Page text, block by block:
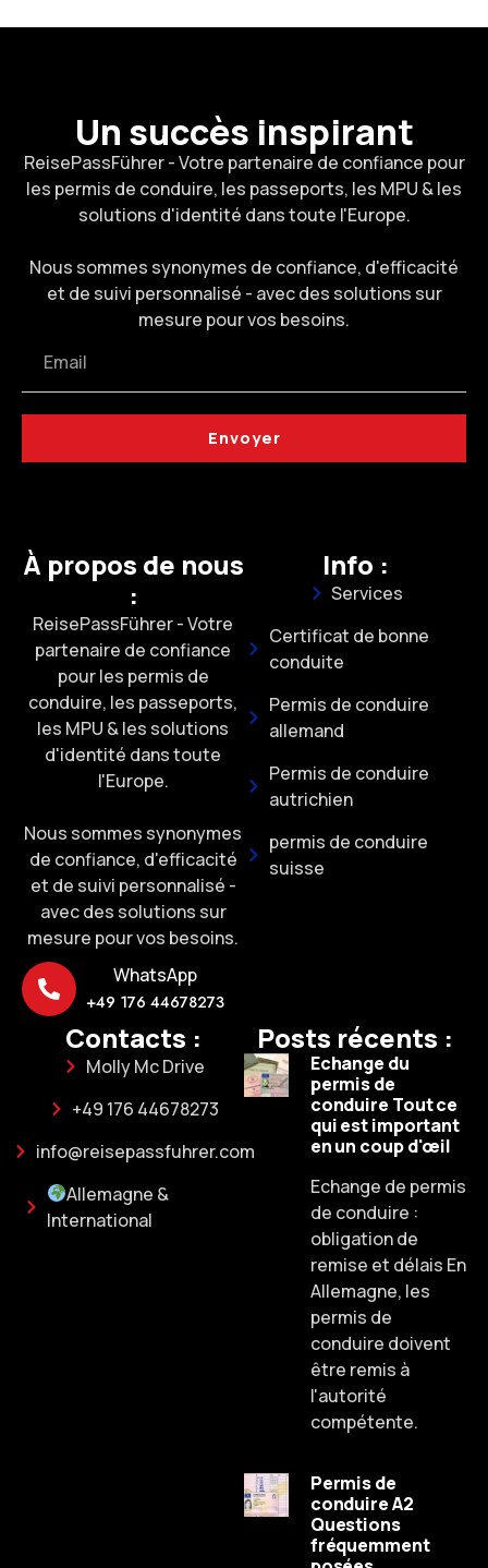
Un succès inspirant
ReisePassFührer - Votre partenaire de confiance pour
les permis de conduire, les passeports, les MPU & les
solutions d'identité dans toute l'Europe.
Nous sommes synonymes de confiance, d'efficacité
et de suivi personnalisé - avec des solutions sur
mesure pour vos besoins.
Envoyer
À propos de nous
:
ReisePassFührer - Votre
partenaire de confiance
pour les permis de
conduire, les passeports,
les MPU & les solutions
d'identité dans toute
l'Europe.
Nous sommes synonymes
de confiance, d'efficacité
et de suivi personnalisé -
avec des solutions sur
mesure pour vos besoins.
WhatsApp
+49 176 44678273
Info :
Services
Certificat de bonne
conduite
Permis de conduire
allemand
Permis de conduire
autrichien
permis de conduire
suisse
Contacts :
Molly Mc Drive
+49 176 44678273
info@reisepassfuhrer.com
Allemagne &
International
Posts récents :
Echange du
permis de
conduire Tout ce
qui est important
en un coup d'œil
Echange de permis
de conduire :
obligation de
remise et délais En
Allemagne, les
permis de
conduire doivent
être remis à
l'autorité
compétente.
Permis de
conduire A2
Questions
fréquemment